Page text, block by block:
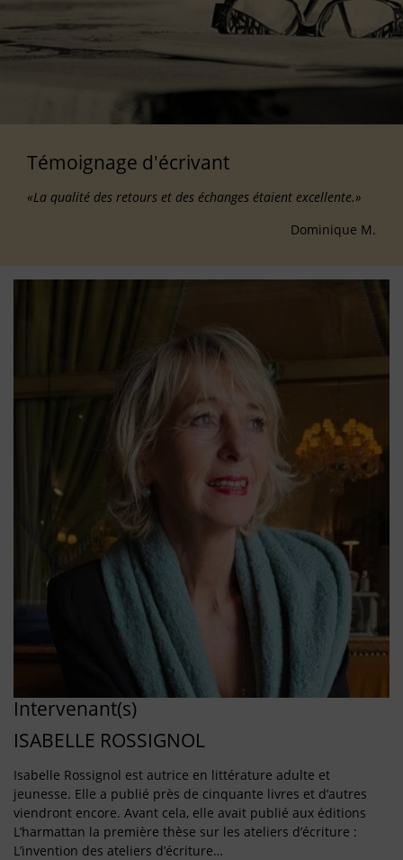
Témoignage d'écrivant
«La qualité des retours et des échanges étaient excellente.»
Dominique M.
Intervenant(s)
ISABELLE ROSSIGNOL
Isabelle Rossignol est autrice en littérature adulte et
jeunesse. Elle a publié près de cinquante livres et d’autres
viendront encore. Avant cela, elle avait publié aux éditions
L’harmattan la première thèse sur les ateliers d’écriture :
L’invention des ateliers d’écriture…